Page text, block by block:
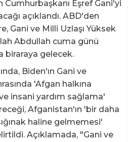
Cumhurbaşkanı Eşref Gani'yi
açıklandı. ABD'den
Gani ve Milli Uzlaşı Yüksek
Abdullah cuma günü
biraraya gelecek.
Biden'ın Gani ve
'Afgan halkına
insani yardım sağlama'
Afganistan'ın 'bir daha
haline gelmemesi'
Açıklamada, "Gani ve